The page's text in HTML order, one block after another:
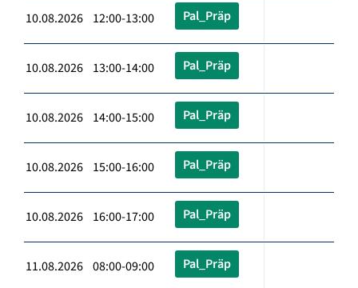
10.08.2026 12:00-13:00 Pal_Präp
10.08.2026 13:00-14:00 Pal_Präp
10.08.2026 14:00-15:00 Pal_Präp
10.08.2026 15:00-16:00 Pal_Präp
10.08.2026 16:00-17:00 Pal_Präp
11.08.2026 08:00-09:00 Pal_Präp